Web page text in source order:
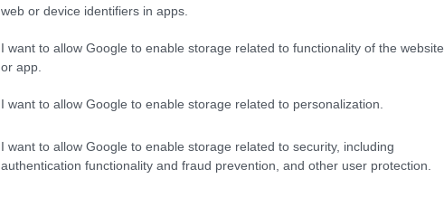
web or device identifiers in apps.
I want to allow Google to enable storage related to functionality of the website
or app.
I want to allow Google to enable storage related to personalization.
I want to allow Google to enable storage related to security, including
authentication functionality and fraud prevention, and other user protection.